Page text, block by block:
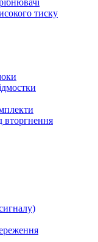
тиску
вторгнення